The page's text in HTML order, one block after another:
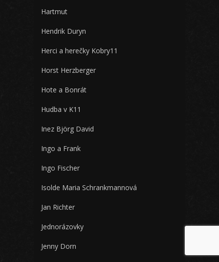
Hartmut
Hendrik Duryn
Herci a herečky Kobry11
Horst Herzberger
Hote a Bonrát
Hudba v K11
Inez Björg David
Ingo a Frank
Ingo Fischer
Isolde Maria Schrankmannová
Jan Richter
Jednorázovky
Jenny Dorn